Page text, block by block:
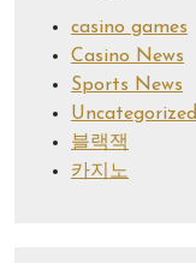
casino games
Casino News
Sports News
Uncategorized
블랙잭
카지노